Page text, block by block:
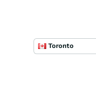
Toronto